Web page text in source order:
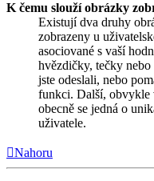
K čemu slouží obrázky
Existují dva druhy
zobrazeny u
asociované s vaší
hvězdičky, tečky
jste odeslali, nebo
funkci. Další, obvykle
obecně se jedná o
uživatele.
Nahoru